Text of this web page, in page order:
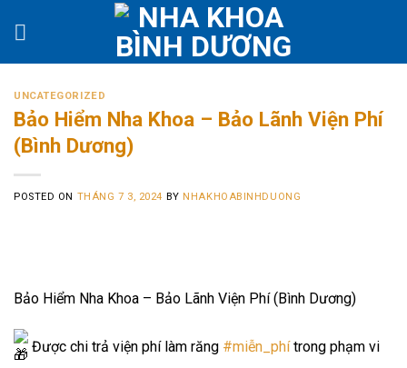
UNCATEGORIZED
Bảo Hiểm Nha Khoa – Bảo Lãnh Viện Phí
(Bình Dương)
POSTED ON THÁNG 7 3, 2024 BY NHAKHOABINHDUONG
Bảo Hiểm Nha Khoa – Bảo Lãnh Viện Phí (Bình Dương)
Được chi trả viện phí làm răng #miễn_phítrong phạm vi